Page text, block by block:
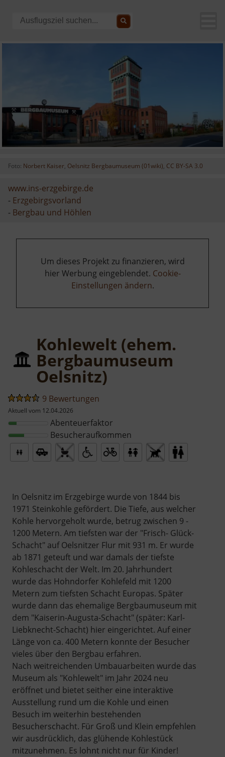
Foto: Norbert Kaiser, Oelsnitz Bergbaumuseum (01wiki), CC BY-SA 3.0
www.ins-erzgebirge.de
- Erzgebirgsvorland
- Bergbau und Höhlen
Um dieses Projekt zu finanzieren, wird
hier Werbung eingeblendet. Cookie-
Einstellungen ändern.
Kohlewelt (ehem.
Bergbaumuseum
Oelsnitz)
9 Bewertungen
Aktuell vom 12.04.2026
Abenteuerfaktor
Besucheraufkommen
In Oelsnitz im Erzgebirge wurde von 1844 bis
1971 Steinkohle gefördert. Die Tiefe, aus welcher
Kohle hervorgeholt wurde, betrug zwischen 9 -
1200 Metern. Am tiefsten war der "Frisch- Glück-
Schacht" auf Oelsnitzer Flur mit 931 m. Er wurde
ab 1871 geteuft und war damals der tiefste
Kohleschacht der Welt. Im 20. Jahrhundert
wurde das Hohndorfer Kohlefeld mit 1200
Metern zum tiefsten Schacht Europas. Später
wurde dann das ehemalige Bergbaumuseum mit
dem "Kaiserin-Augusta-Schacht" (später: Karl-
Liebknecht-Schacht) hier eingerichtet. Auf einer
Länge von ca. 400 Metern konnte der Besucher
vieles über den Bergbau erfahren.
Nach weitreichenden Umbauarbeiten wurde das
Museum als "Kohlewelt" im Jahr 2024 neu
eröffnet und bietet seither eine interaktive
Ausstellung rund um die Kohle und einen
Besuch im weiterhin bestehenden
Besucherschacht. Für Groß und Klein empfehlen
wir ausdrücklich, das glühende Kohlestück
mitzunehmen. Es lohnt nicht nur für Kinder!